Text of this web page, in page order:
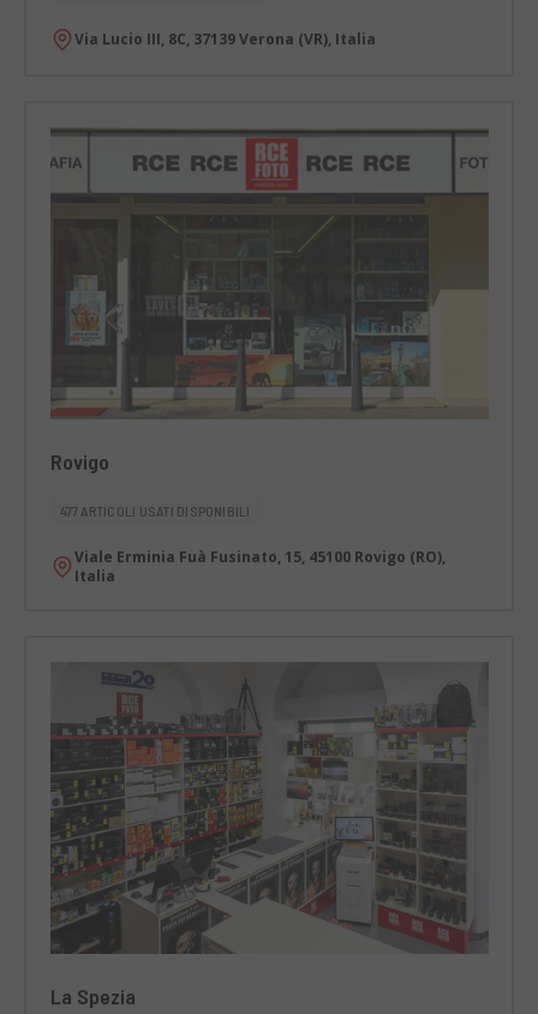
Via Lucio III, 8C, 37139 Verona (VR), Italia
Rovigo
477 ARTICOLI USATI DISPONIBILI
Viale Erminia Fuà Fusinato, 15, 45100 Rovigo (RO),
Italia
La Spezia